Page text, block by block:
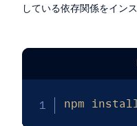
している依存関係をイン
npm